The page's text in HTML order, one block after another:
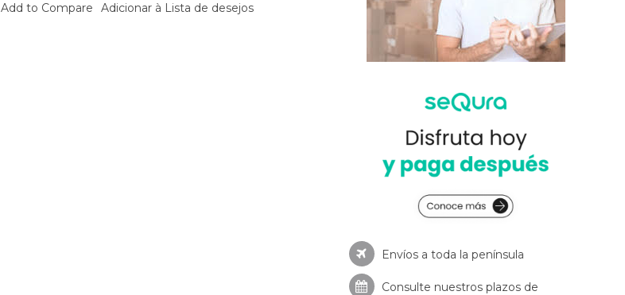
Add to Compare Adicionar à Lista de desejos
Envíos a toda la península
Consulte nuestros plazos de